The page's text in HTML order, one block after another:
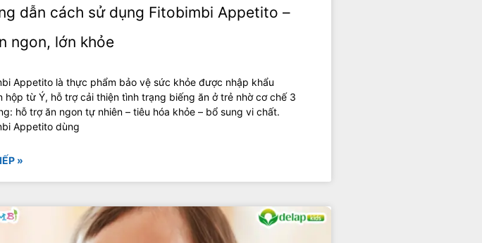
dẫn cách sử dụng Fitobimbi Appetito –
ngon, lớn khỏe
Appetito là thực phẩm bảo vệ sức khỏe được nhập khẩu
hộp từ Ý, hỗ trợ cải thiện tình trạng biếng ăn ở trẻ nhờ cơ chế 3
hỗ trợ ăn ngon tự nhiên – tiêu hóa khỏe – bổ sung vi chất.
Appetito dùng
»